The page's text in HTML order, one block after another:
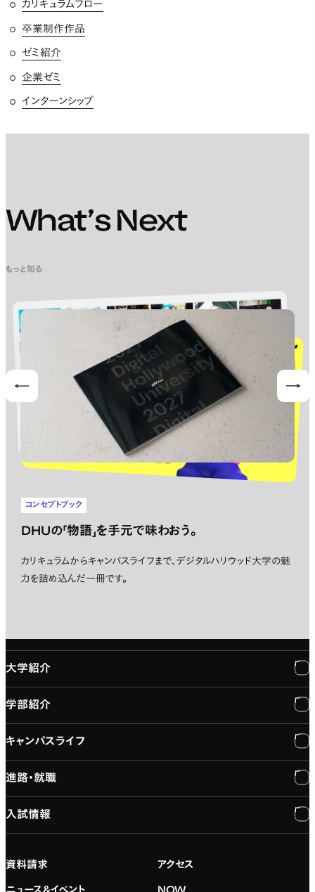
カリキュラムフロー
卒業制作作品
ゼミ紹介
企業ゼミ
インターンシップ
What’s Next
もっと知る
コンセプトブック
DHUの「物語」を手元で味わおう。
カリキュラムからキャンパスライフまで、デジタルハリウッド大学の魅
力を詰め込んだ一冊です。
大学紹介
大学紹介
学長メッセージ
大学概要と組織図
建学の精神
デジタルハリウッド校友会
学部紹介
学部紹介
専門：3DCG・VFX
専門：ゲーム・プログラミング
専門：グラフィックデザイン
キャンパスライフ
キャンパスライフ
施設紹介
進路・就職
進路・就職
就職実績
入試情報
アドミッション・ポリシー
資料請求 アクセス